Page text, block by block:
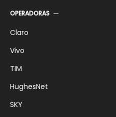
OPERADORAS
Claro
Vivo
TIM
HughesNet
SKY